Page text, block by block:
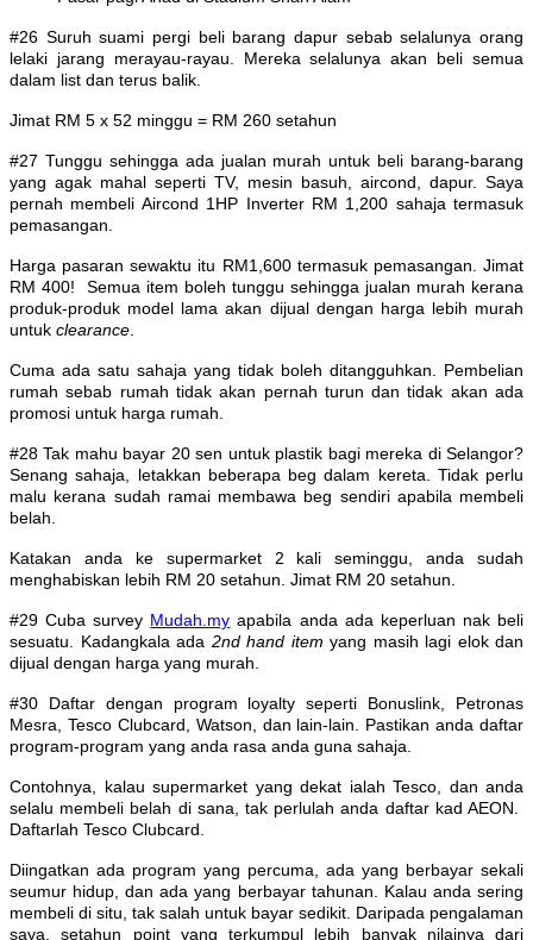
#26 Suruh suami pergi beli barang dapur sebab selalunya orang
lelaki jarang merayau-rayau. Mereka selalunya akan beli semua
dalam list dan terus balik.
Jimat RM 5 x 52 minggu = RM 260 setahun
#27 Tunggu sehingga ada jualan murah untuk beli barang-barang
yang agak mahal seperti TV, mesin basuh, aircond, dapur. Saya
pernah membeli Aircond 1HP Inverter RM 1,200 sahaja termasuk
pemasangan.
Harga pasaran sewaktu itu RM1,600 termasuk pemasangan. Jimat
RM 400! Semua item boleh tunggu sehingga jualan murah kerana
produk-produk model lama akan dijual dengan harga lebih murah
untuk clearance
Cuma ada satu sahaja yang tidak boleh ditangguhkan. Pembelian
rumah sebab rumah tidak akan pernah turun dan tidak akan ada
promosi untuk harga rumah.
#28 Tak mahu bayar 20 sen untuk plastik bagi mereka di Selangor?
Senang sahaja, letakkan beberapa beg dalam kereta. Tidak perlu
malu kerana sudah ramai membawa beg sendiri apabila membeli
belah.
Katakan anda ke supermarket 2 kali seminggu, anda sudah
menghabiskan lebih RM 20 setahun. Jimat RM 20 setahun.
#29 Cuba survey Mudah.my apabila anda ada keperluan nak beli
sesuatu. Kadangkala ada 2nd hand item yang masih lagi elok dan
dijual dengan harga yang murah.
#30 Daftar dengan program loyalty seperti Bonuslink, Petronas
Mesra, Tesco Clubcard, Watson, dan lain-lain. Pastikan anda daftar
program-program yang anda rasa anda guna sahaja.
Contohnya, kalau supermarket yang dekat ialah Tesco, dan anda
selalu membeli belah di sana, tak perlulah anda daftar kad AEON.
Daftarlah Tesco Clubcard.
Diingatkan ada program yang percuma, ada yang berbayar sekali
seumur hidup, dan ada yang berbayar tahunan. Kalau anda sering
membeli di situ, tak salah untuk bayar sedikit. Daripada pengalaman
saya, setahun point yang terkumpul lebih banyak nilainya dari